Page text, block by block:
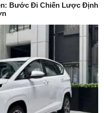
Bước Đi Chiến Lược Định